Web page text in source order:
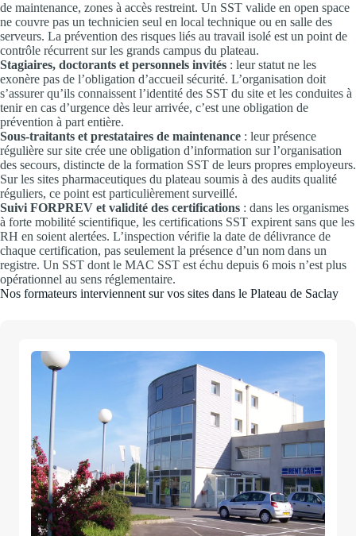
de maintenance, zones à accès restreint. Un SST valide en open space
ne couvre pas un technicien seul en local technique ou en salle des
serveurs. La prévention des risques liés au travail isolé est un point de
contrôle récurrent sur les grands campus du plateau.
Stagiaires, doctorants et personnels invités : leur statut ne les
exonère pas de l’obligation d’accueil sécurité. L’organisation doit
s’assurer qu’ils connaissent l’identité des SST du site et les conduites à
tenir en cas d’urgence dès leur arrivée, c’est une obligation de
prévention à part entière.
Sous-traitants et prestataires de maintenance : leur présence
régulière sur site crée une obligation d’information sur l’organisation
des secours, distincte de la formation SST de leurs propres employeurs.
Sur les sites pharmaceutiques du plateau soumis à des audits qualité
réguliers, ce point est particulièrement surveillé.
Suivi FORPREV et validité des certifications : dans les organismes
à forte mobilité scientifique, les certifications SST expirent sans que les
RH en soient alertées. L’inspection vérifie la date de délivrance de
chaque certification, pas seulement la présence d’un nom dans un
registre. Un SST dont le MAC SST est échu depuis 6 mois n’est plus
opérationnel au sens réglementaire.
Nos formateurs interviennent sur vos sites dans le Plateau de Saclay